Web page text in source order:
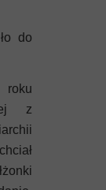
do
roku
z